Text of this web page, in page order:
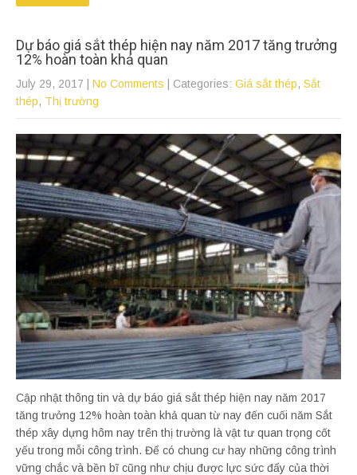
Dự báo giá sắt thép hiện nay năm 2017 tăng trưởng
12% hoàn toàn khả quan
July 29, 2017 No Comments | Categories: Giá sắt thép, Sắt
thép, Thị trường
Cập nhật thông tin và dự báo giá sắt thép hiện nay năm 2017
tăng trưởng 12% hoàn toàn khả quan từ nay đến cuối năm Sắt
thép xây dựng hôm nay trên thị trường là vật tư quan trọng cốt
yếu trong mỗi công trình. Để có chung cư hay những công trình
vững chắc và bền bĩ cũng như chịu được lực sức đẩy của thời